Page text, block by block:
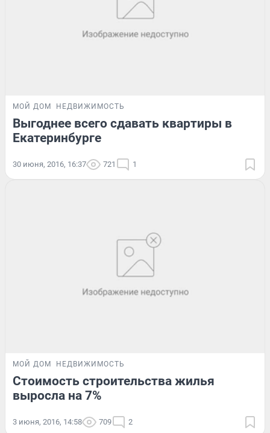
МОЙ ДОМ НЕДВИЖИМОСТЬ
Выгоднее всего сдавать квартиры в
Екатеринбурге
30 июня, 2016, 16:37 721 1
МОЙ ДОМ НЕДВИЖИМОСТЬ
Стоимость строительства жилья
выросла на 7%
3 июня, 2016, 14:58 709 2